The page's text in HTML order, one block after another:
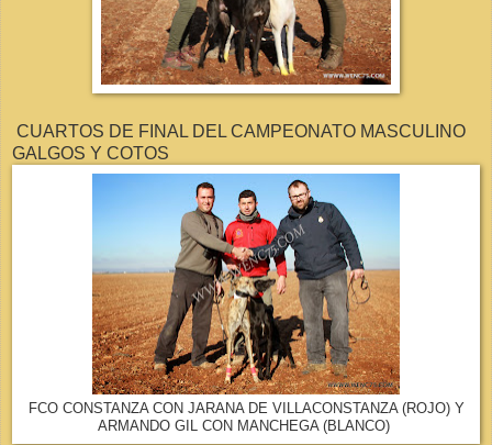
CUARTOS DE FINAL DEL CAMPEONATO MASCULINO
GALGOS Y COTOS
FCO CONSTANZA CON JARANA DE VILLACONSTANZA (ROJO) Y
ARMANDO GIL CON MANCHEGA (BLANCO)